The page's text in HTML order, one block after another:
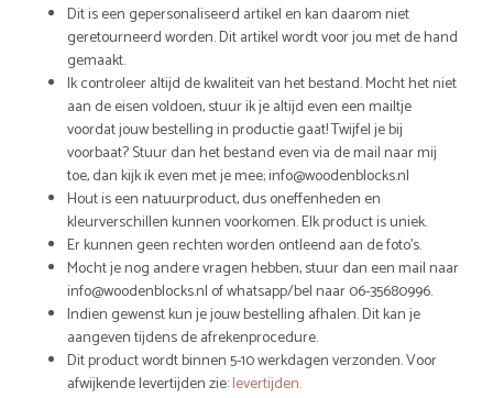
Dit is een gepersonaliseerd artikel en kan daarom niet
geretourneerd worden. Dit artikel wordt voor jou met de hand
gemaakt.
Ik controleer altijd de kwaliteit van het bestand. Mocht het niet
aan de eisen voldoen, stuur ik je altijd even een mailtje
voordat jouw bestelling in productie gaat! Twijfel je bij
voorbaat? Stuur dan het bestand even via de mail naar mij
toe, dan kijk ik even met je mee; info@woodenblocks.nl
Hout is een natuurproduct, dus oneffenheden en
kleurverschillen kunnen voorkomen. Elk product is uniek.
Er kunnen geen rechten worden ontleend aan de foto’s.
Mocht je nog andere vragen hebben, stuur dan een mail naar
info@woodenblocks.nl of whatsapp/bel naar 06-35680996.
Indien gewenst kun je jouw bestelling afhalen. Dit kan je
aangeven tijdens de afrekenprocedure.
Dit product wordt binnen 5-10 werkdagen verzonden. Voor
afwijkende levertijden zie:levertijden.